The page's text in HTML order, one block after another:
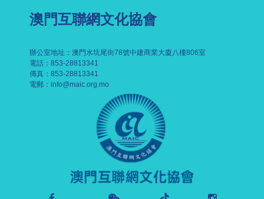
澳門互聯網文化協會
辦公室地址：澳門水坑尾街78號中建商業大廈八樓806室
電話：853-28813341
傳真：853-28813341
電郵： info@maic.org.mo